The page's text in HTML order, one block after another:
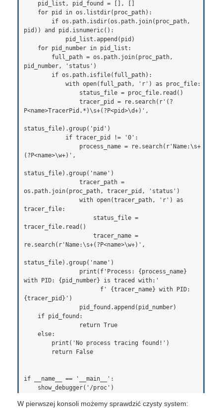
pid)) and pid.isnumeric():
pid_number, 'status')
P<name>TracerPid.*)\s+(?P<pid>\d+)',
status_file).group('pid')
(?P<name>\w+)',
status_file).group('name')
os.path.join(proc_path, tracer_pid, 'status')
tracer_file:
tracer_file.read()
re.search(r'Name:\s+(?P<name>\w+)',
status_file).group('name')
with PID: {pid_number} is traced with:'
{tracer_pid}')
if __name__ == '__main__':
W pierwszej konsoli możemy sprawdzić czysty system: